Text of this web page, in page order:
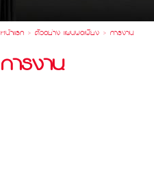
หน้าแรก> ตัวอย่าง แผนพอเพียง> การงาน
การงาน